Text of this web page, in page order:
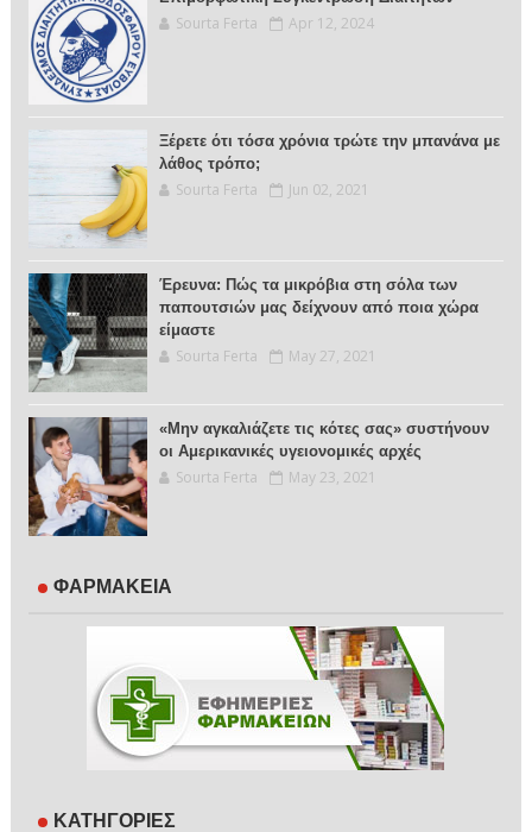
Sourta Ferta Apr 12, 2024
Ξέρετε ότι τόσα χρόνια τρώτε την μπανάνα με
λάθος τρόπο;
Sourta Ferta Jun 02, 2021
Έρευνα: Πώς τα μικρόβια στη σόλα των
παπουτσιών μας δείχνουν από ποια χώρα
είμαστε
Sourta Ferta May 27, 2021
«Μην αγκαλιάζετε τις κότες σας» συστήνουν
οι Αμερικανικές υγειονομικές αρχές
Sourta Ferta May 23, 2021
ΦΑΡΜΑΚΕΙΑ
ΚΑΤΗΓΟΡΙΕΣ